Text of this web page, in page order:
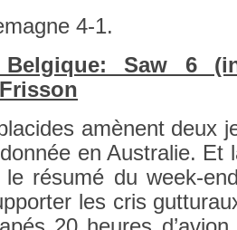
4-1.
Saw 6
amènent deux
en Australie. Et
résumé du week-
les cris